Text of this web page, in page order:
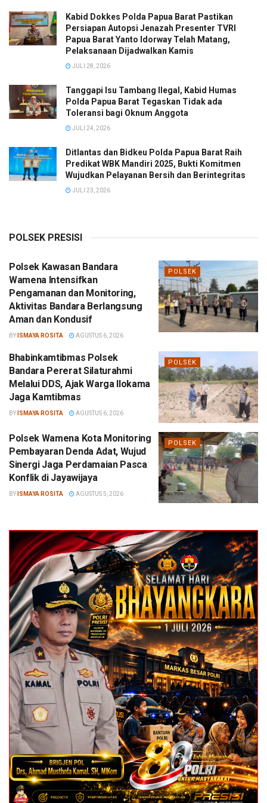
Kabid Dokkes Polda Papua Barat Pastikan
Persiapan Autopsi Jenazah Presenter TVRI
Papua Barat Yanto Idorway Telah Matang,
Pelaksanaan Dijadwalkan Kamis
JULI 28, 2026
Tanggapi Isu Tambang Ilegal, Kabid Humas
Polda Papua Barat Tegaskan Tidak ada
Toleransi bagi Oknum Anggota
JULI 24, 2026
Ditlantas dan Bidkeu Polda Papua Barat Raih
Predikat WBK Mandiri 2025, Bukti Komitmen
Wujudkan Pelayanan Bersih dan Berintegritas
JULI 23, 2026
POLSEK PRESISI
POLSEK
Polsek Kawasan Bandara
Wamena Intensifkan
Pengamanan dan Monitoring,
Aktivitas Bandara Berlangsung
Aman dan Kondusif
BY ISMAYA ROSITA AGUSTUS 6, 2026
POLSEK
Bhabinkamtibmas Polsek
Bandara Pererat Silaturahmi
Melalui DDS, Ajak Warga Ilokama
Jaga Kamtibmas
BY ISMAYA ROSITA AGUSTUS 6, 2026
POLSEK
Polsek Wamena Kota Monitoring
Pembayaran Denda Adat, Wujud
Sinergi Jaga Perdamaian Pasca
Konflik di Jayawijaya
BY ISMAYA ROSITA AGUSTUS 5, 2026